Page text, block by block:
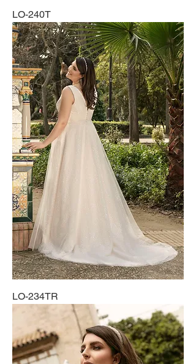
LO-240T
LO-234TR